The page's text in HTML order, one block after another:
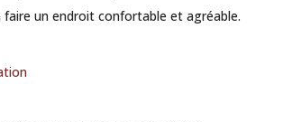
faire un endroit confortable et agréable.